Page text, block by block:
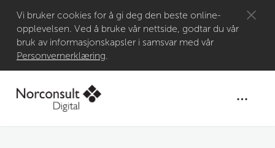
Gå til
hovedinnhold
Vi bruker cookies for å gi deg den beste online-
opplevelsen. Ved å bruke vår nettside, godtar du vår
bruk av informasjonskapsler i samsvar med vår
Personvernerklæring